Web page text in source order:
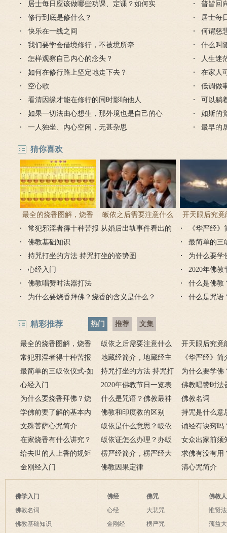
居士每日应该做哪些功课、定课？如何实
修？
修行到底是修什么？
快乐在一线之间
我们要学会借境修行，不被境所牵
怎样观察自己内心的念头？
如何在修行路上坚定地走下去？
空心歌
看清因缘才能在修行的同时影响他人
如果一切法由心想生，那外境也是自己的心
想出的吗？
一人独坐、内心空闲，无甚杂思
普皆回
居士每
修？
何谓慈
什么叫
人生迷
在家人
低调做
可以躺
如斯的
最早的
猜你喜欢
最全的烧香图解，烧香
有何含义与讲究？
皈依之后需要注意什么
吗 皈依佛门后的注意事
开天眼后究竟
么？
常犯邪淫者得十种苦报 从婚后出轨事件看出的
因果报应
《华严经
佛教基础知识
最简单的三
持咒打坐的方法 持咒打坐的姿势图
为什么要学
心经入门
2020年佛教
佛教唱赞时法器打法
什么是佛教
为什么要烧香拜佛？烧香的含义是什么？
什么是咒语
精彩推荐 热门 推荐 文集
最全的烧香图解，烧香
有何含义与讲究？
皈依之后需要注意什么
吗 皈依佛门后的注意事
项
开天眼后究竟
么？
常犯邪淫者得十种苦报
从婚后出轨事件看出的因
果报应
地藏经简介，地藏经主
要讲什么？
《华严经》简
广佛华严经讲
最简单的三皈依仪式-如
何授三皈五戒居士仪轨
持咒打坐的方法 持咒打
坐的姿势图
为什么要学佛
用呢？
心经入门 2020年佛教节日一览表
佛教唱赞时法
为什么要烧香拜佛？烧
香的含义是什么？
什么是咒语？佛教最神
奇的九个咒语
佛教名词
学佛前要了解的基本内
容
佛教和印度教的区别
持咒是什么意
持咒？
文殊菩萨心咒简介
皈依是什么意思？皈依
三宝又是什么意思？
诵经有诀窍吗
十二条诀窍
在家烧香有什么讲究？
一些禁忌千万不要触
碰！
皈依证怎么办理？办皈
依证后的忌讳是什么？
女众出家前须
只有一次出家
给去世的人上香的规矩
楞严经简介，楞严经大
致在讲什么？
求佛有没有用
说佛菩萨可以
金刚经入门 佛教因果定律 清心咒简介
佛学入门
佛教名词
佛教基础知识
佛经
心经
金刚经
佛咒
大悲咒
楞严咒
佛教
惟贤
蕅益